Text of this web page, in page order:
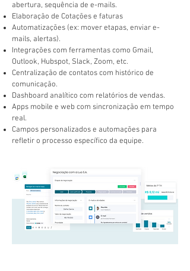
abertura, sequência de e-mails.
Elaboração de Cotações e faturas
Automatizações (ex: mover etapas, enviar e-
mails, alertas).
Integrações com ferramentas como Gmail,
Outlook, Hubspot, Slack, Zoom, etc.
Centralização de contatos com histórico de
comunicação.
Dashboard analítico com relatórios de vendas.
Apps mobile e web com sincronização em tempo
real.
Campos personalizados e automações para
refletir o processo específico da equipe.